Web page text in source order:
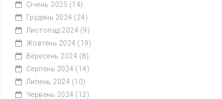
Січень 2025 (14)
Грудень 2024 (24)
Листопад 2024 (9)
Жовтень 2024 (19)
Вересень 2024 (8)
Серпень 2024 (14)
Липень 2024 (10)
Червень 2024 (12)